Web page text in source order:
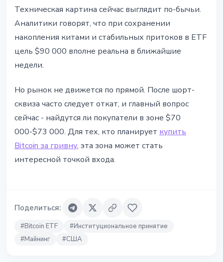
Техническая картина сейчас выглядит по-бычьи.
Аналитики говорят, что при сохранении
накопления китами и стабильных притоков в ETF
цель $90 000 вполне реальна в ближайшие
недели.
Но рынок не движется по прямой. После шорт-
сквиза часто следует откат, и главный вопрос
сейчас - найдутся ли покупатели в зоне $70
000-$73 000. Для тех, кто планирует купить
Bitcoin за гривну, эта зона может стать
интересной точкой входа.
Поделиться:
#Bitcoin ETF #Институциональное принятие
#Майнинг #США